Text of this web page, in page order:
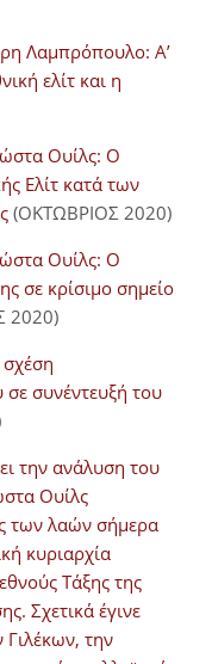
Λαμπρόπουλο: Α’
ελίτ και η
Ουίλς: Ο
Ελίτ κατά των
(ΟΚΤΩΒΡΙΟΣ 2020)
Ουίλς: Ο
σε κρίσιμο σημείο
2020)
συνέντευξή του
την ανάλυση του
Ουίλς
των λαών σήμερα
κυριαρχία
Τάξης της
Σχετικά έγινε
την